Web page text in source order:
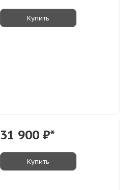
Купить
31 900 ₽*
Купить